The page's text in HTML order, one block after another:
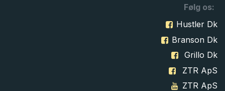
Følg os:
Hustler Dk
Branson Dk
Grillo Dk
ZTR ApS
ZTR ApS